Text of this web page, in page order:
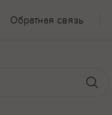
Обратная связь